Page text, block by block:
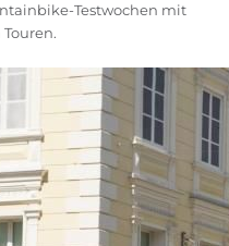
Testwochen mit